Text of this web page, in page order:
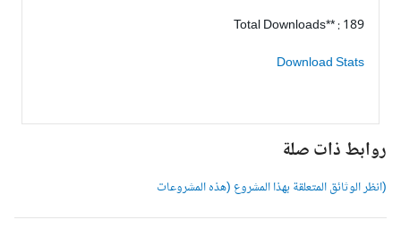
Total Downloads** : 189
Download Stats
روابط ذات صلة
(انظر الوثائق المتعلقة بهذا المشروع (هذه المشروعات